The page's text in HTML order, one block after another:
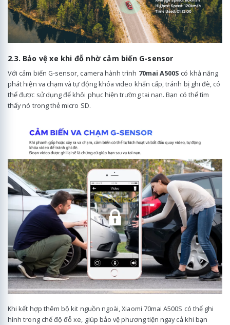
2.3. Bảo vệ xe khi đỗ nhờ cảm biến G-sensor
Với cảm biến G-sensor, camera hành trình 70mai A500S có khả năng
phát hiện va chạm và tự động khóa video khẩn cấp, tránh bị ghi đè, có
thể được sử dụng để khôi phục hiện trường tai nạn. Bạn có thể tìm
thấy nó trong thẻ micro SD.
Khi kết hợp thêm bộ kit nguồn ngoài, Xiaomi 70mai A500S có thể ghi
hình trong chế độ đỗ xe, giúp bảo vệ phương tiện ngay cả khi bạn